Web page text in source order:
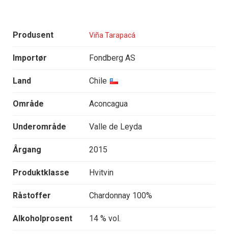
Produsent Viña Tarapacá
Importør Fondberg AS
Land Chile
Område Aconcagua
Underområde Valle de Leyda
Årgang 2015
Produktklasse Hvitvin
Råstoffer Chardonnay 100%
Alkoholprosent 14 % vol.